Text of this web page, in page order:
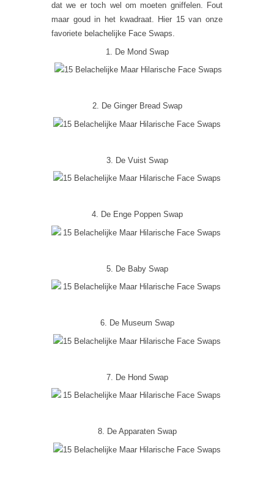
dat we er toch wel om moeten gniffelen. Fout
maar goud in het kwadraat. Hier 15 van onze
favoriete belachelijke Face Swaps.
1. De Mond Swap
2. De Ginger Bread Swap
3. De Vuist Swap
4. De Enge Poppen Swap
5. De Baby Swap
6. De Museum Swap
7. De Hond Swap
8. De Apparaten Swap